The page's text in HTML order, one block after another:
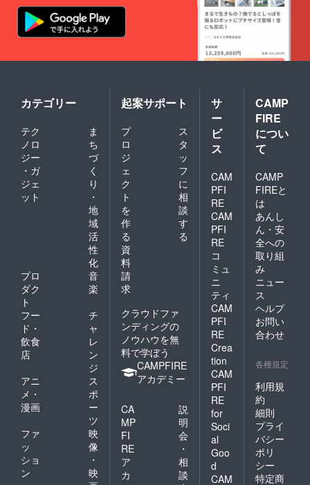
カテゴリー
テク
ノロ
ジー
・ガ
ジェ
ット
ま
ち
づ
く
り
・
地
域
活
性
化
プロ
ダク
ト
音
楽
フー
ド・
飲食
店
チ
ャ
レ
ン
ジ
アニ
メ・
漫画
ス
ポ
ー
ツ
ファ
ッ
ショ
ン
映
像
・
映
起案サポート
プ
ロ
ジ
ェ
ク
ト
を
作
る
ス
タ
ッ
フ
に
相
談
す
る
資
料
請
求
クラウドファ
ンディングの
ノウハウを無
料で学ぼう
CAMPFIRE
アカデミー
CA
MP
FI
RE
ア
カ
説
明
会
・
相
談
サ
ー
ビ
ス
CAM
PFI
RE
CAM
PFI
RE
コ
ミュ
ニ
ティ
CAM
PFI
RE
Crea
tion
CAM
PFI
RE
for
Soci
al
Goo
d
CAM
CAMP
FIRE
につい
て
CAMP
FIREと
は
あんし
ん・安
全への
取り組
み
ニュー
ス
ヘルプ
お問い
合わせ
各種規定
利用規
約
細則
プライ
バシー
ポリ
シー
特定商